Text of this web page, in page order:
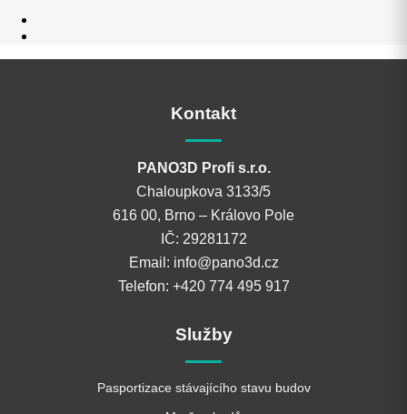
Kontakt
PANO3D Profi s.r.o.
Chaloupkova 3133/5
616 00, Brno – Královo Pole
IČ: 29281172
Email: info@pano3d.cz
Telefon: +420 774 495 917
Služby
Pasportizace stávajícího stavu budov